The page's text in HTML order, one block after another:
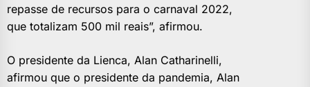
repasse de recursos para o carnaval 2022,
que totalizam 500 mil reais”, afirmou.
O presidente da Lienca, Alan Catharinelli,
afirmou que o presidente da pandemia, Alan